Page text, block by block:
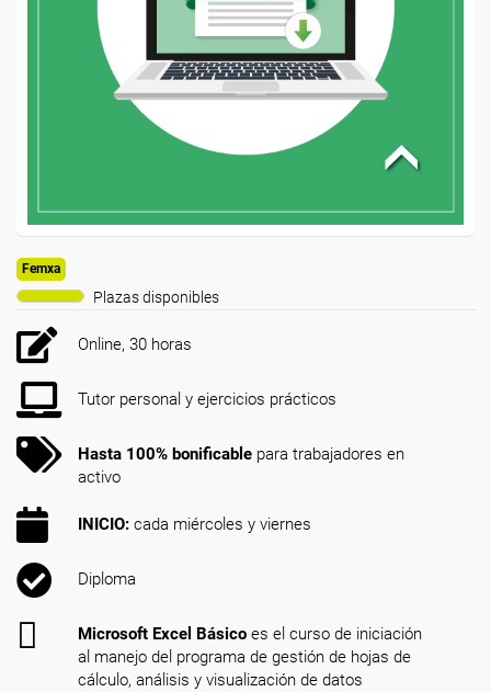
Femxa
Plazas disponibles
Online, 30 horas
Tutor personal y ejercicios prácticos
Hasta 100% bonificable para trabajadores en
activo
INICIO: cada miércoles y viernes
Diploma
Microsoft Excel Básico es el curso de iniciación
al manejo del programa de gestión de hojas de
cálculo, análisis y visualización de datos